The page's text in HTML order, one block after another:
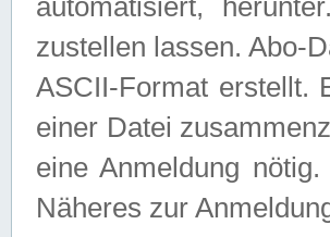
automatisiert,
zustellen lassen. Abo-
ASCII-Format erstellt.
einer Datei
eine Anmeldung
Näheres zur